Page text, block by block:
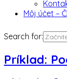
Môj účet –
Search for:
Príklad: